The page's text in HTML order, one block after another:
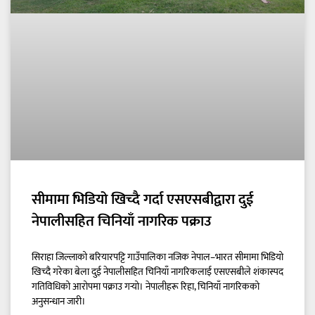
सीमामा भिडियो खिच्दै गर्दा एसएसबीद्वारा दुई
नेपालीसहित चिनियाँ नागरिक पक्राउ
सिराहा जिल्लाको बरियारपट्टि गाउँपालिका नजिक नेपाल–भारत सीमामा भिडियो
खिच्दै गरेका बेला दुई नेपालीसहित चिनियाँ नागरिकलाई एसएसबीले शंकास्पद
गतिविधिको आरोपमा पक्राउ गर्‍यो। नेपालीहरू रिहा, चिनियाँ नागरिकको
अनुसन्धान जारी।